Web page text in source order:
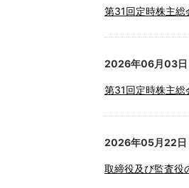
第31回定時株主
2026年06月03
第31回定時株主
2026年05月22日
取締役及び監査役